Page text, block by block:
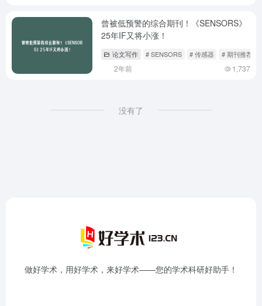
曾被低预警的综合期刊！《SENSORS》
25年IF又将小涨！
论文写作 # SENSORS # 传感器 # 期刊推荐
2年前 1,737
没有了
做好学术，用好学术，来好学术——您的学术科研好助手！